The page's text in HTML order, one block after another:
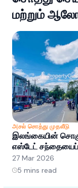
மற்றும்
அசல் சொத்து முதலீடு
இலங்கையின்
எஸ்டேட் சந்தையைப்
புரிந்துகொள்வது:
மற்றும் போக்குகள்
27 Mar 2026
5 mins read